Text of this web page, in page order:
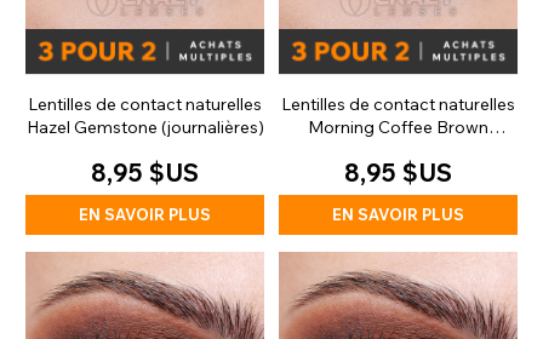
Lentilles de contact naturelles
Hazel Gemstone (journalières)
8,95 $US
EN SAVOIR PLUS
Lentilles de contact naturelles
Morning Coffee Brown
8,95 $US
EN SAVOIR PLUS